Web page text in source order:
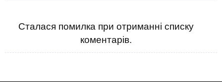
Сталася помилка при отриманні списку
коментарів.